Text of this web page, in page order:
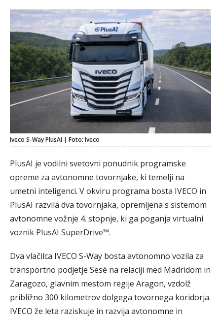
Iveco S-Way PlusAI | Foto: Iveco
PlusAI je vodilni svetovni ponudnik programske
opreme za avtonomne tovornjake, ki temelji na
umetni inteligenci. V okviru programa bosta IVECO in
PlusAI razvila dva tovornjaka, opremljena s sistemom
avtonomne vožnje 4. stopnje, ki ga poganja virtualni
voznik PlusAI SuperDrive™.
Dva vlačilca IVECO S-Way bosta avtonomno vozila za
transportno podjetje Sesé na relaciji med Madridom in
Zaragozo, glavnim mestom regije Aragon, vzdolž
približno 300 kilometrov dolgega tovornega koridorja.
IVECO že leta raziskuje in razvija avtonomne in